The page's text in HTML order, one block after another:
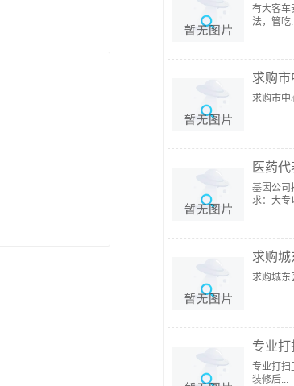
有大客车
法，管吃
求购市
求购市中
医药代
基因公司
求：大专
求购城
求购城东
专业打
专业打扫
装修后...